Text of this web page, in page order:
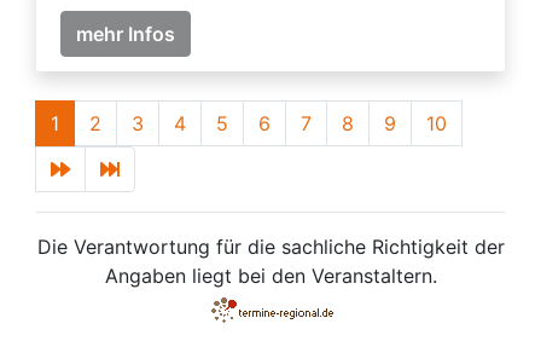
mehr Infos
1 2 3 4 5 6 7 8 9 10
Die Verantwortung für die sachliche Richtigkeit der
Angaben liegt bei den Veranstaltern.